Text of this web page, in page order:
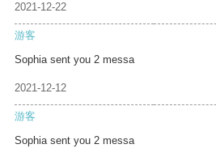
2021-12-22
游客
Sophia sent you 2 messa
2021-12-12
游客
Sophia sent you 2 messa